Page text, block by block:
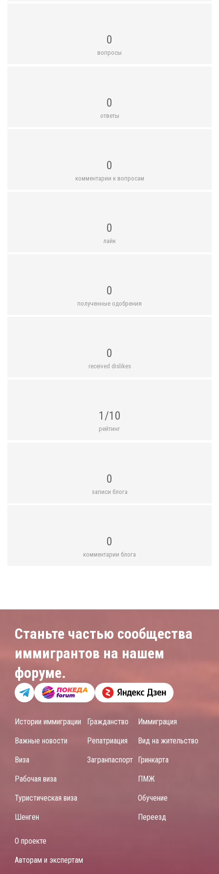
0
вопросы
0
ответы
0
комментарии к вопросам
0
лайк
0
полученные одобрения
0
received dislikes
1/10
рейтинг
0
записи блога
0
комментарии блога
Станьте частью сообщества
иммигрантов на нашем
форуме.
Истории иммиграции
Важные новости
Виза
Рабочая виза
Туристическая виза
Шенген
Гражданство
Репатриация
Загранпаспорт
Иммиграция
Вид на жительство
Гринкарта
ПМЖ
Обучение
Переезд
О проекте
Авторам и экспертам